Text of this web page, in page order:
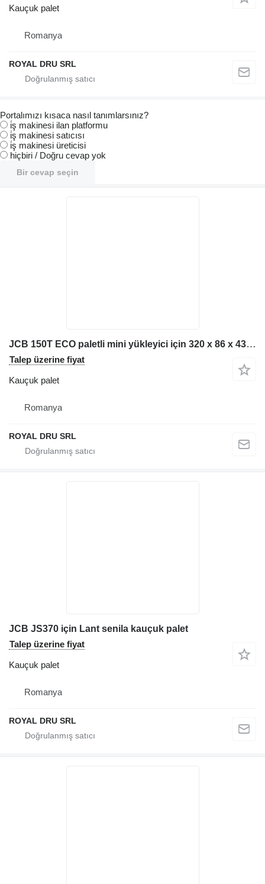
Kauçuk palet
Romanya
ROYAL DRU SRL
Portalımızı kısaca nasıl tanımlarsınız?
i̇ş makinesi ilan platformu
i̇ş makinesi satıcısı
i̇ş makinesi üreticisi
hiçbiri / Doğru cevap yok
Bir cevap seçin
JCB 150T ECO paletli mini yükleyici için 320 x 86 x 43 kauçuk palet
Talep üzerine fiyat
Kauçuk palet
Romanya
ROYAL DRU SRL
JCB JS370 için Lant senila kauçuk palet
Talep üzerine fiyat
Kauçuk palet
Romanya
ROYAL DRU SRL